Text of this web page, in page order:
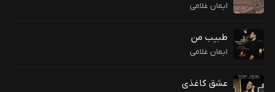
ایمان غلامی
طبیب من
ایمان غلامی
عشق کاغذی